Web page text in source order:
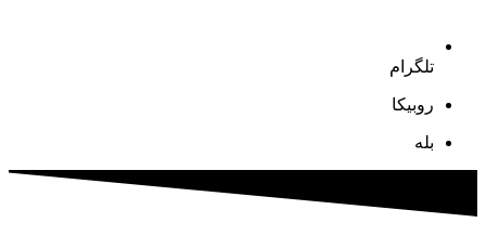
تلگرام
روبیکا
بله